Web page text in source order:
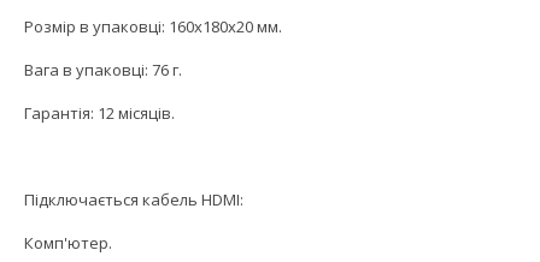
Розмір в упаковці: 160x180x20 мм.
Вага в упаковці: 76 г.
Гарантія: 12 місяців.
Підключається кабель HDMI:
Комп'ютер.